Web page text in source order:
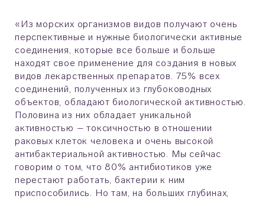
«Из морских организмов видов получают очень
перспективные и нужные биологически активные
соединения, которые все больше и больше
находят свое применение для создания в новых
видов лекарственных препаратов. 75% всех
соединений, полученных из глубоководных
объектов, обладают биологической активностью.
Половина из них обладает уникальной
активностью – токсичностью в отношении
раковых клеток человека и очень высокой
антибактериальной активностью. Мы сейчас
говорим о том, что 80% антибиотиков уже
перестают работать, бактерии к ним
приспособились. Но там, на больших глубинах,